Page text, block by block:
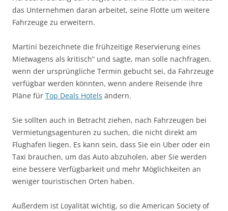
das Unternehmen daran arbeitet, seine Flotte um weitere
Fahrzeuge zu erweitern.
Martini bezeichnete die frühzeitige Reservierung eines
Mietwagens als kritisch“ und sagte, man solle nachfragen,
wenn der ursprüngliche Termin gebucht sei, da Fahrzeuge
verfügbar werden könnten, wenn andere Reisende ihre
Pläne für Top Deals Hotels ändern.
Sie sollten auch in Betracht ziehen, nach Fahrzeugen bei
Vermietungsagenturen zu suchen, die nicht direkt am
Flughafen liegen. Es kann sein, dass Sie ein Uber oder ein
Taxi brauchen, um das Auto abzuholen, aber Sie werden
eine bessere Verfügbarkeit und mehr Möglichkeiten an
weniger touristischen Orten haben.
Außerdem ist Loyalität wichtig, so die American Society of